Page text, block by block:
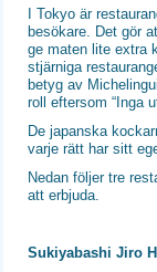
I Tokyo är
besökare. Det gör
ge maten lite extra
stjärniga
betyg av
roll eftersom “Inga
De japanska
varje rätt har sitt
Nedan följer tre
att erbjuda.
Sukiyabashi Jiro